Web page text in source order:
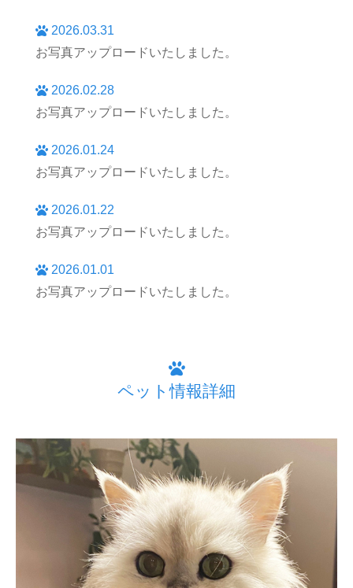
2026.03.31
お写真アップロードいたしました。
2026.02.28
お写真アップロードいたしました。
2026.01.24
お写真アップロードいたしました。
2026.01.22
お写真アップロードいたしました。
2026.01.01
お写真アップロードいたしました。
ペット情報詳細